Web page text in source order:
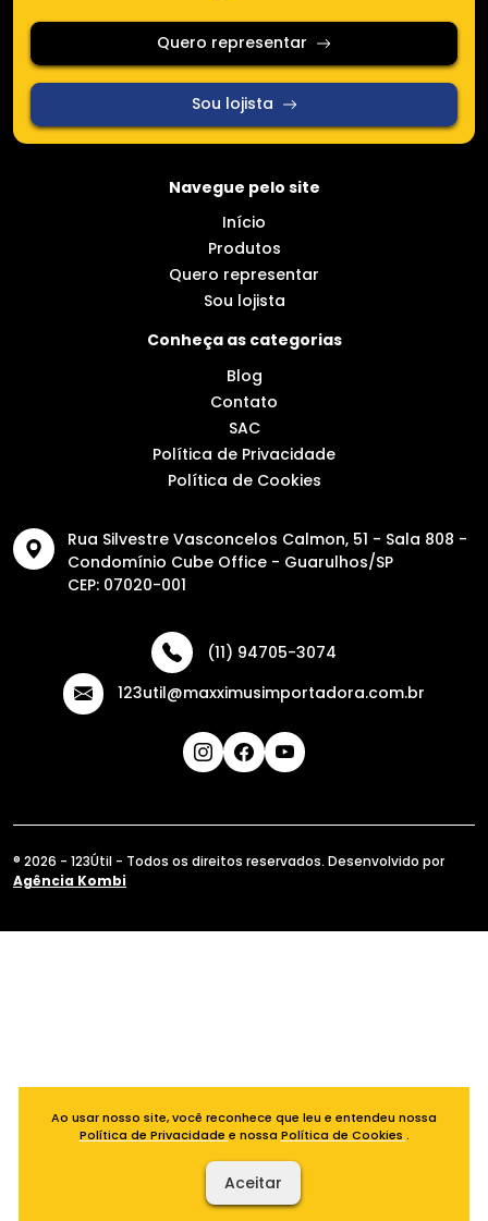
Quero representar
Sou lojista
Navegue pelo site
Início
Produtos
Quero representar
Sou lojista
Conheça as categorias
Blog
Contato
SAC
Política de Privacidade
Política de Cookies
Rua Silvestre Vasconcelos Calmon, 51 - Sala 808 -
Condomínio Cube Office - Guarulhos/SP
CEP: 07020-001
(11) 94705-3074
123util@maxximusimportadora.com.br
® 2026 - 123Útil - Todos os direitos reservados. Desenvolvido por
Agência Kombi
Ao usar nosso site, você reconhece que leu e entendeu nossa
Política de Privacidade e nossa Política de Cookies .
Aceitar